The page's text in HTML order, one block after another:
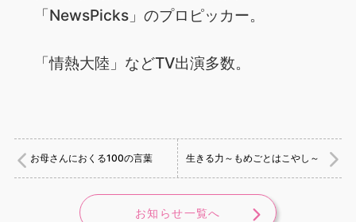
「NewsPicks」のプロピッカー。
「情熱大陸」などTV出演多数。
お母さんにおくる100の言葉 生きる力～もめごとはこやし～
お知らせ一覧へ